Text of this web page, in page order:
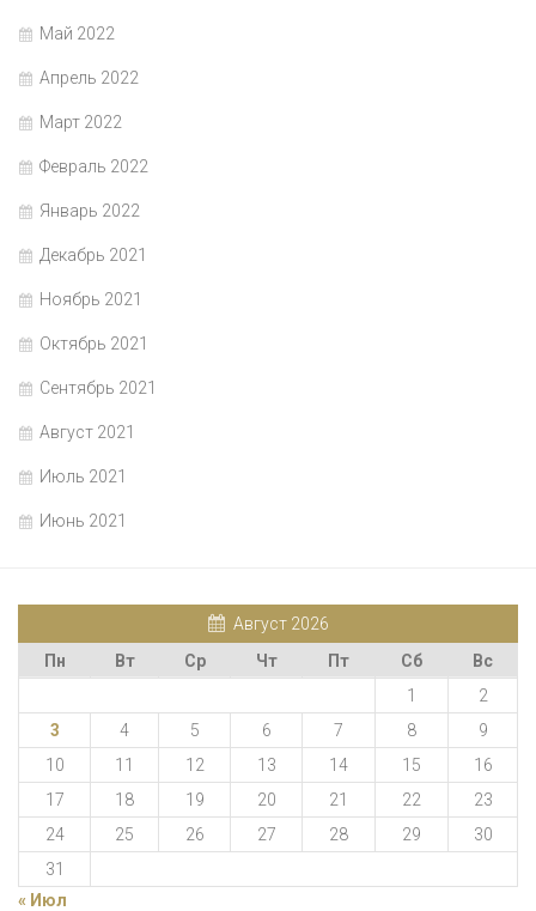
Май 2022
Апрель 2022
Март 2022
Февраль 2022
Январь 2022
Декабрь 2021
Ноябрь 2021
Октябрь 2021
Сентябрь 2021
Август 2021
Июль 2021
Июнь 2021
Август 2026
Пн
Вт Ср Чт Пт Сб
Вс
1
2
3
4 5 6 7 8
9
10
11 12 13 14 15
16
17
18 19 20 21 22
23
24
25 26 27 28 29
30
31
« Июл